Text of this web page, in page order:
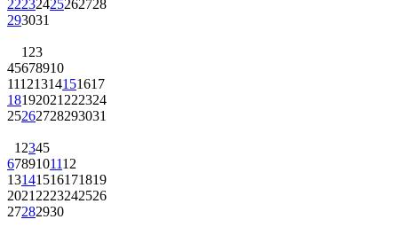
22232425262728
293031
1 23
45678910
11121314151617
18192021 222324
25262728293031
1 2345
6789101112
13141516171819
2021 2223242526
27282930